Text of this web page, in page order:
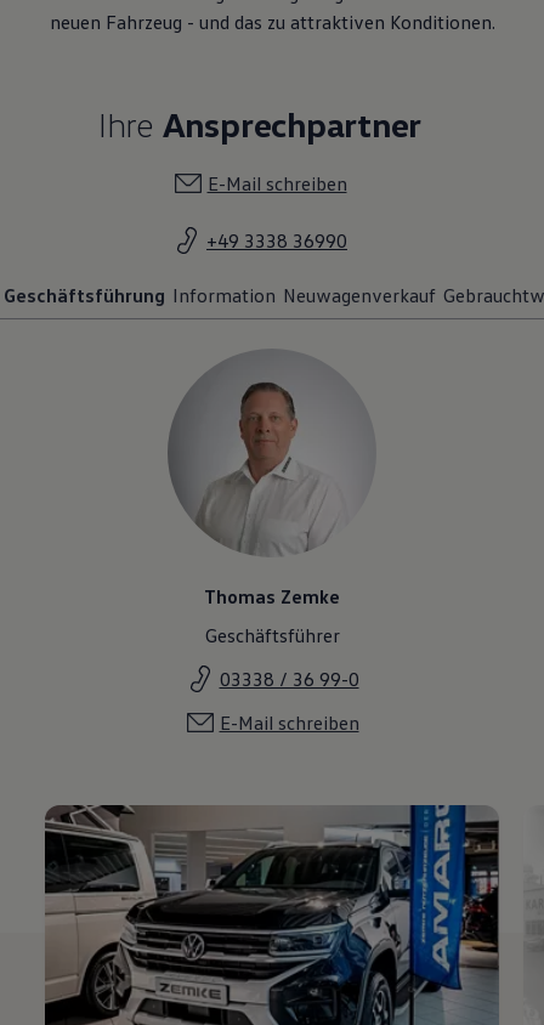
neuen Fahrzeug - und das zu attraktiven Konditionen.
Ihre Ansprechpartner
E-Mail schreiben
+49 3338 36990
Geschäftsführung Information Neuwagenverkauf
Thomas Zemke
Geschäftsführer
03338 / 36 99-0
E-Mail schreiben